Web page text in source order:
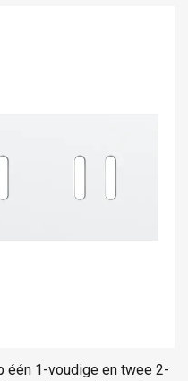
één 1-voudige en twee 2-